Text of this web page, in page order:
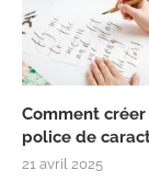
Comment
police de
21 avril 2025